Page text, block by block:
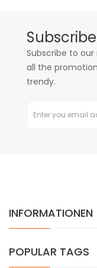
Subscribe to
all the
trendy.
INFORMATIONEN
POPULAR TAGS